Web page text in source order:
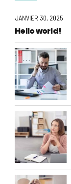
JANVIER 30, 2025
Hello world!